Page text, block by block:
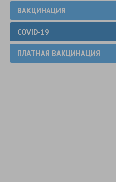
ВАКЦИНАЦИЯ
COVID-19
ПЛАТНАЯ ВАКЦИНАЦИЯ